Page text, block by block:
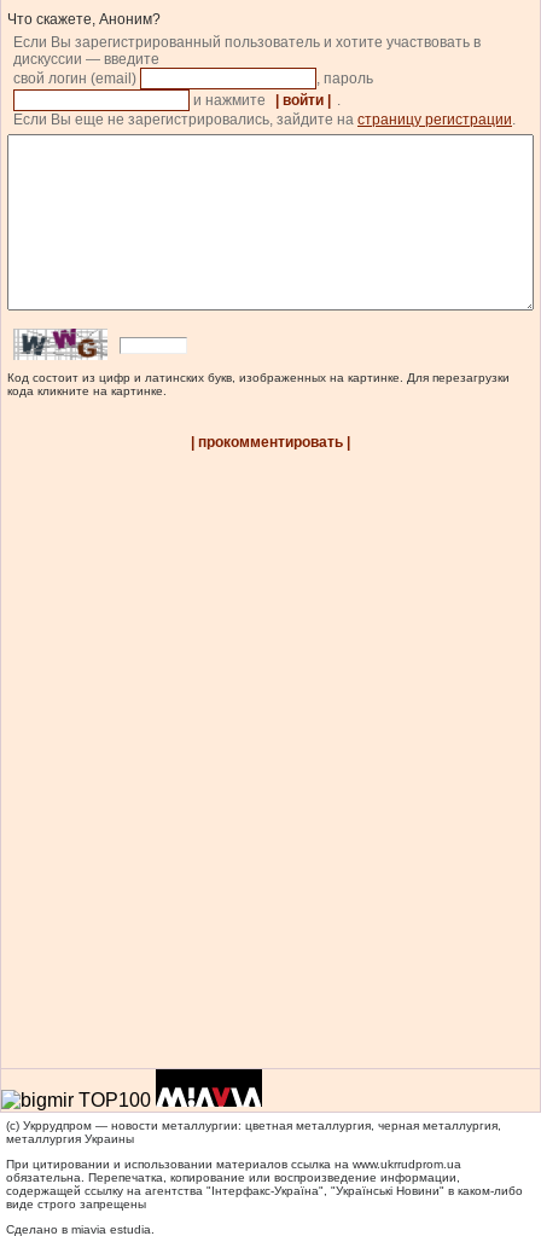
Что скажете, Аноним?
Если Вы зарегистрированный пользователь и хотите участвовать в
дискуссии — введите
свой логин (email)
, пароль
и нажмите
| войти |
.
Если Вы еще не зарегистрировались, зайдите на страницу регистрации.
Код состоит из цифр и латинских букв, изображенных на картинке. Для перезагрузки
кода кликните на картинке.
| прокомментировать |
(c) Укррудпром — новости металлургии: цветная металлургия, черная металлургия,
металлургия Украины
При цитировании и использовании материалов ссылка на www.ukrrudprom.ua
обязательна. Перепечатка, копирование или воспроизведение информации,
содержащей ссылку на агентства "Iнтерфакс-Україна", "Українськi Новини" в каком-либо
виде строго запрещены
Сделано в miavia estudia.